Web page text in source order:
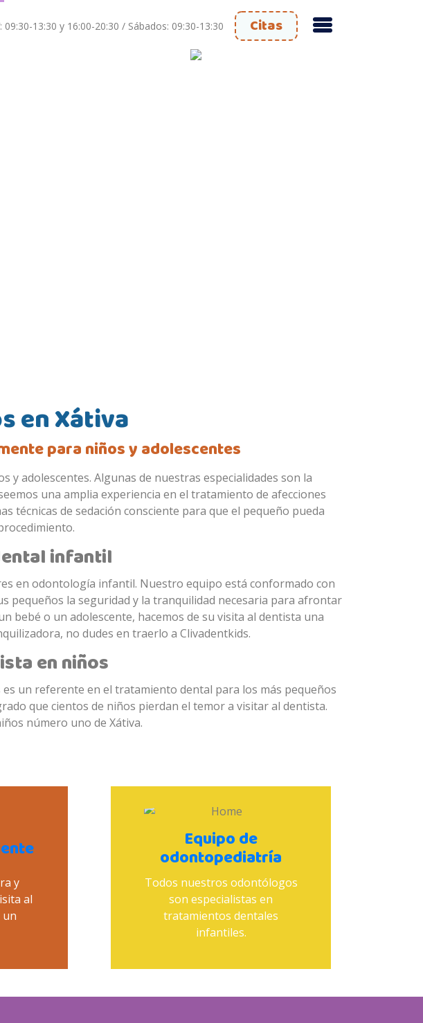
09:30-13:30 y 16:00-20:30 / Sábados: 09:30-13:30 Citas
en Xátiva
para niños y adolescentes
y adolescentes. Algunas de nuestras especialidades son la
una amplia experiencia en el tratamiento de afecciones
técnicas de sedación consciente para que el pequeño pueda
infantil
en odontología infantil. Nuestro equipo está conformado con
pequeños la seguridad y la tranquilidad necesaria para afrontar
bebé o un adolescente, hacemos de su visita al dentista una
no dudes en traerlo a Clivadentkids.
en niños
un referente en el tratamiento dental para los más pequeños
que cientos de niños pierdan el temor a visitar al dentista.
número uno de Xátiva.
y
al
un
Equipo de
odontopediatría
Todos nuestros odontólogos
son especialistas en
tratamientos dentales
infantiles.